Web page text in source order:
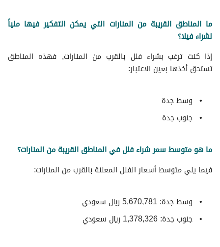
ما المناطق القريبة من المنارات التي يمكن التفكير فيها ملياً
لشراء فيلا؟
إذا كنت ترغب بشراء فلل بالقرب من المنارات, فهذه المناطق
تستحق أخذها بعين الاعتبار:
وسط جدة
جنوب جدة
ما هو متوسط سعر شراء فلل في المناطق القريبة من المنارات؟
فيما يلي متوسط ​​أسعار الفلل المعلنة بالقرب من المنارات:
وسط جدة: 5,670,781 ريال سعودي
جنوب جدة: 1,378,326 ريال سعودي